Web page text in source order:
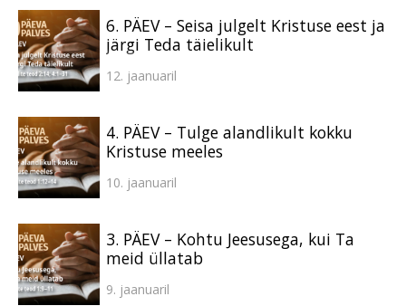
6. PÄEV – Seisa julgelt Kristuse eest ja
järgi Teda täielikult
12. jaanuaril
4. PÄEV – Tulge alandlikult kokku
Kristuse meeles
10. jaanuaril
3. PÄEV – Kohtu Jeesusega, kui Ta
meid üllatab
9. jaanuaril